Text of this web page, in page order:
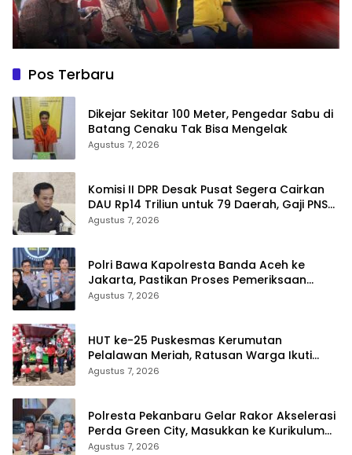
Pos Terbaru
Dikejar Sekitar 100 Meter, Pengedar Sabu di
Agustus 7, 2026
Komisi II DPR Desak Pusat Segera Cairkan
DAU Rp14 Triliun untuk 79 Daerah, Gaji PNS
Terancam Telat
Agustus 7, 2026
Polri Bawa Kapolresta Banda Aceh ke
Jakarta, Pastikan Proses Pemeriksaan
Profesional dan Transparan
Agustus 7, 2026
HUT ke-25 Puskesmas Kerumutan
Pelalawan Meriah, Ratusan Warga Ikuti
Jalan Santai dan Cek Kesehatan Gratis
Agustus 7, 2026
Polresta Pekanbaru Gelar Rakor Akselerasi
Perda Green City, Masukkan ke Kurikulum
Sekolah
Agustus 7, 2026